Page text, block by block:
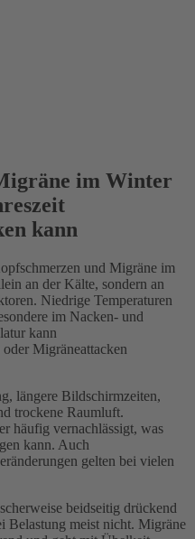
im Winter
kann
und Migräne im
an der Kälte, sondern an
Niedrige Temperaturen
im Nacken- und
kann
Migräneattacken
längere Bildschirmzeiten,
trockene Raumluft.
häufig vernachlässigt, was
kann. Auch
gelten bei vielen
beidseitig drückend
Belastung meist nicht. Migräne